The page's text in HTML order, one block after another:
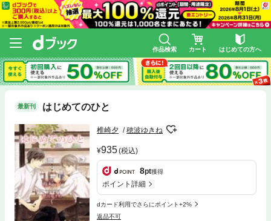
作品検索 カート はじめての方へ
最新刊 はじめてのひと
椎崎夕 穂波ゆきね
935(税込)
8pt獲得
ポイント詳細
dカード利用でさらにポイント+2%
返品不可